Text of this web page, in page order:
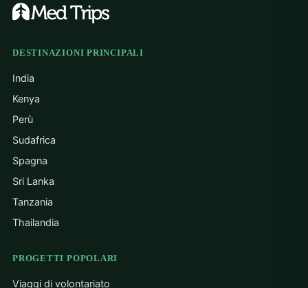
DESTINAZIONI PRINCIPALI
India
Kenya
Perù
Sudafrica
Spagna
Sri Lanka
Tanzania
Thailandia
PROGETTI POPOLARI
Viaggi di volontariato